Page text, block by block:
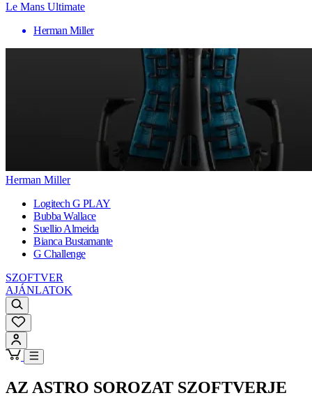
Le Mans Ultimate
Herman Miller
Herman Miller
Logitech G PLAY
Bubba Wallace
Suellio Almeida
Bianca Bustamante
G Challenge
SZOFTVER
AJÁNLATOK
AZ ASTRO SOROZAT SZOFTVERJE